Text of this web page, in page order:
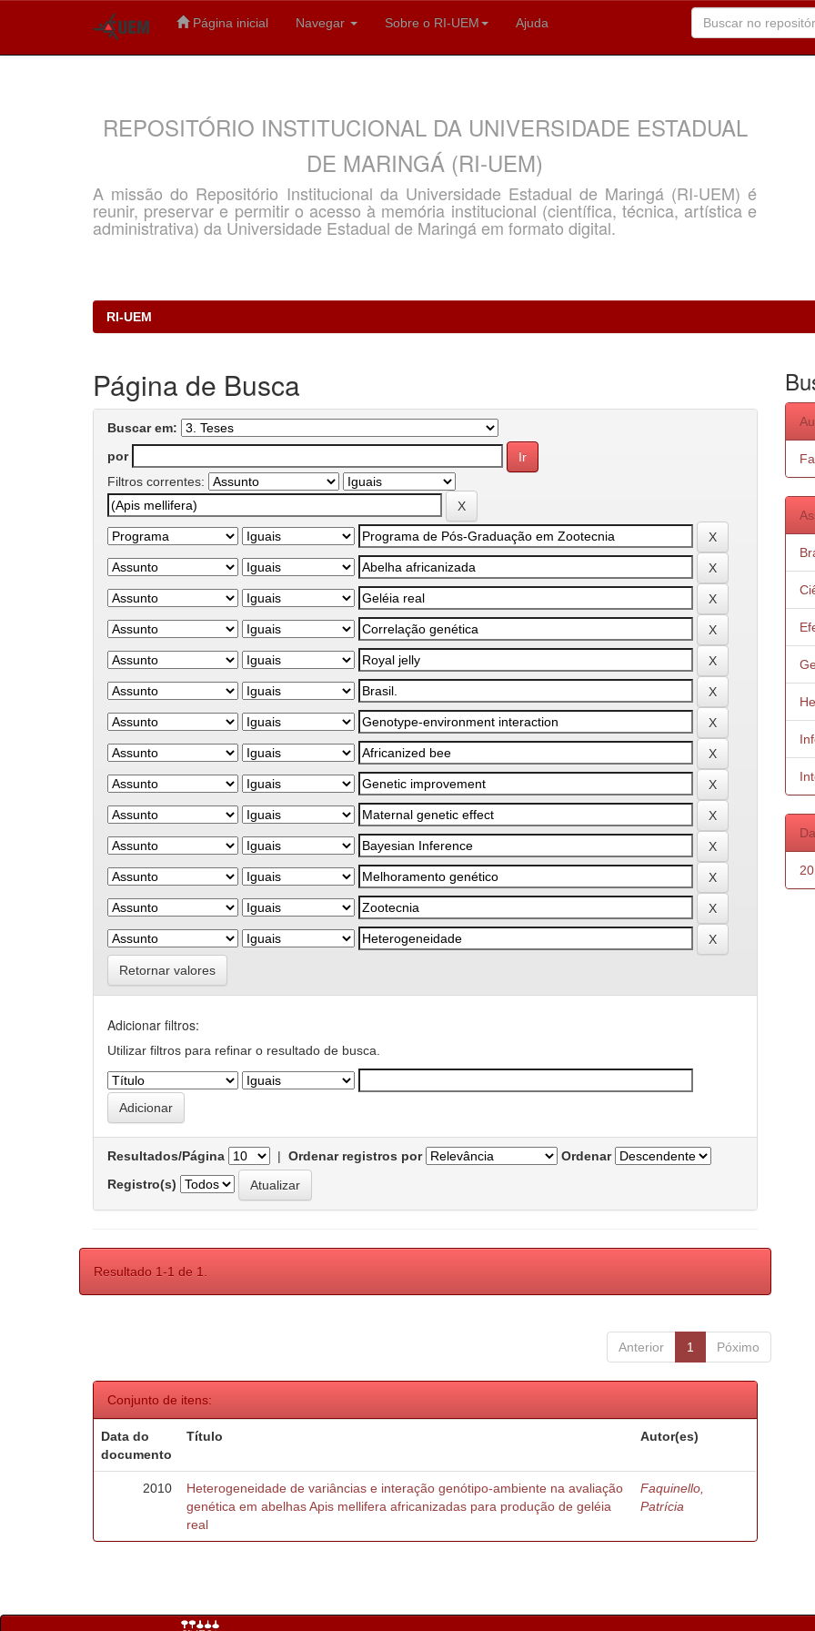
Página inicial Navegar Sobre o RI-UEM Ajuda
REPOSITÓRIO INSTITUCIONAL DA UNIVERSIDADE ESTADUAL
DE MARINGÁ (RI-UEM)
A missão do Repositório Institucional da Universidade Estadual de Maringá (RI-UEM) é
reunir, preservar e permitir o acesso à memória institucional (científica, técnica, artística e
administrativa) da Universidade Estadual de Maringá em formato digital.
RI-UEM
Página de Busca
Buscar em:
por
Filtros correntes:
Retornar valores
Adicionar filtros:
Utilizar filtros para refinar o resultado de busca.
Resultados/Página | Ordenar registros por
Ordenar
Registro(s)
Resultado 1-1 de 1.
Anterior 1 Póximo
Conjunto de itens:
Data do
documento
Título Autor(es)
2010
Heterogeneidade de variâncias e interação genótipo-ambiente na avaliação
genética em abelhas Apis mellifera africanizadas para produção de geléia
real
Faquinello,
Patrícia